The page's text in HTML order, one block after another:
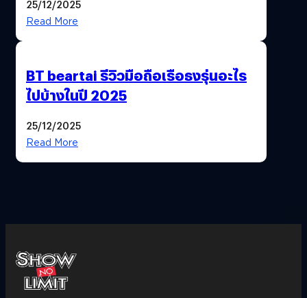
25/12/2025
Read More
BT beartai รีวิวมือถือเรือธงรุ่นอะไร
ไปบ้างในปี 2025
25/12/2025
Read More